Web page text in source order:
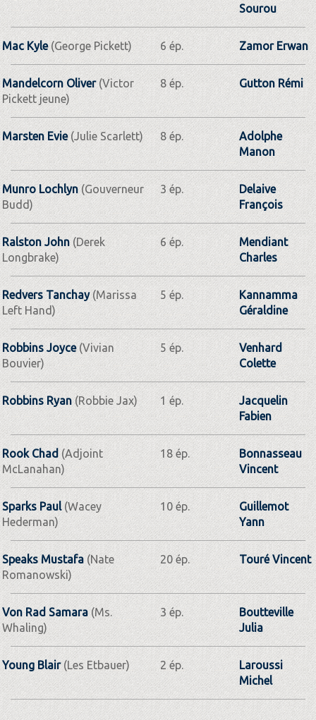
Sourou
Mac Kyle(George Pickett) 6 ép. Zamor Erwan
Mandelcorn Oliver(Victor
Pickett jeune)
8 ép. Gutton Rémi
Marsten Evie(Julie Scarlett) 8 ép.
Adolphe
Manon
Munro Lochlyn(Gouverneur
Budd)
3 ép.
Delaive
François
Ralston John(Derek
Longbrake)
6 ép.
Mendiant
Charles
Redvers Tanchay(Marissa
Left Hand)
5 ép.
Kannamma
Géraldine
Robbins Joyce(Vivian
Bouvier)
5 ép.
Venhard
Colette
Robbins Ryan(Robbie Jax) 1 ép.
Jacquelin
Fabien
Rook Chad (Adjoint
McLanahan)
18 ép.
Bonnasseau
Vincent
Sparks Paul(Wacey
Hederman)
10 ép.
Guillemot
Yann
Speaks Mustafa (Nate
Romanowski)
20 ép. Touré Vincent
Von Rad Samara (Ms.
Whaling)
3 ép.
Boutteville
Julia
Young Blair(Les Etbauer) 2 ép.
Laroussi
Michel